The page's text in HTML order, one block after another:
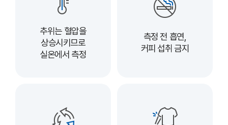
추위는 혈압을
상승시키므로
실온에서 측정
측정 전 흡연,
커피 섭취 금지